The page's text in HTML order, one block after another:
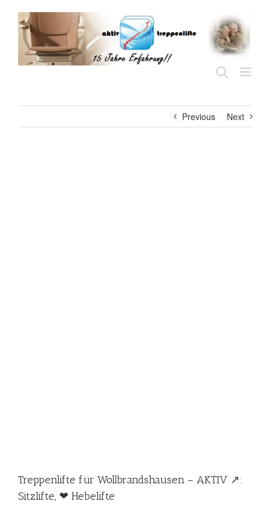
content
Previous Next
Treppenlifte für Wollbrandshausen – AKTIV ↗️:
Sitzlifte, ❤ Hebelifte